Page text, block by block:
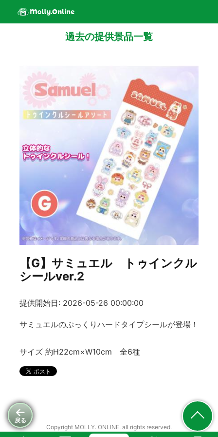
戻る
過去の提供景品一覧
【G】サミュエル トゥインクル
シールver.2
提供開始日: 2026-05-26 00:00:00
サミュエルのぷっくりハードタイプシールが登場！
サイズ 約H22cm×W10cm 全6種
Copyright MOLLY. ONLINE. all rights reserved.